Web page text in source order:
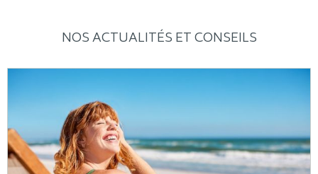
NOS ACTUALITÉS ET CONSEILS